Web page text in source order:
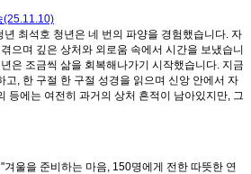
(25.11.10)
최석호 청년은 네 번의 파양을 경험했습니다. 자
으며 깊은 상처와 외로움 속에서 시간을 보냈습니
은 조금씩 삶을 회복해나가기 시작했습니다. 지금
고, 한 구절 한 구절 성경을 읽으며 신앙 안에서 자
등에는 여전히 과거의 상처 흔적이 남아있지만, 그
울을 준비하는 마음, 150명에게 전한 따뜻한 연